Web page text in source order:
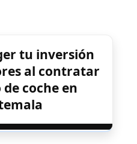
tu inversión
al contratar
coche en